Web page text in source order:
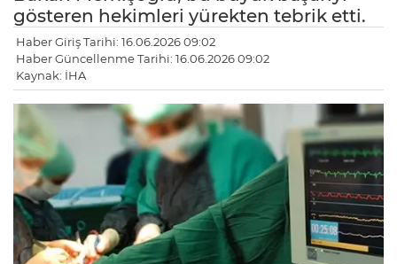
gösteren hekimleri yürekten tebrik etti.
Haber Giriş Tarihi: 16.06.2026 09:02
Haber Güncellenme Tarihi: 16.06.2026 09:02
Kaynak: İHA